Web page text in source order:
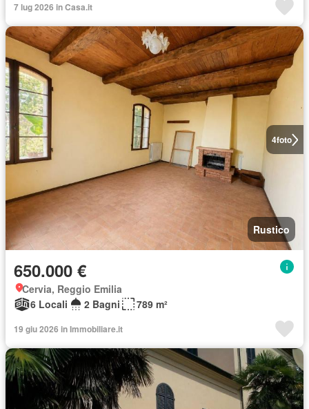
7 lug 2026 in Casa.it
4foto
Rustico
650.000 €
Cervia, Reggio Emilia
6 Locali
2 Bagni 789 m²
19 giu 2026 in Immobiliare.it